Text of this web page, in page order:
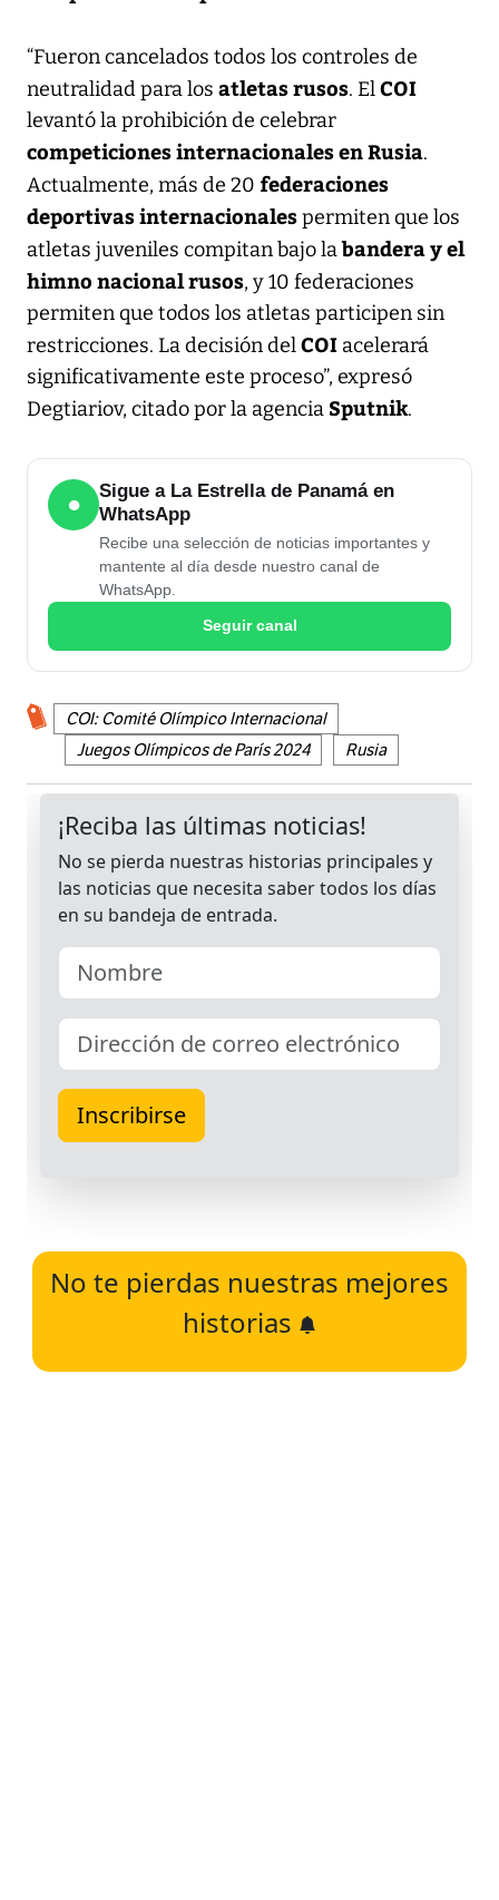
“Fueron cancelados todos los controles de
neutralidad para los atletas rusos. ElCOI
levantó la prohibición de celebrar
competiciones internacionales en Rusia.
Actualmente, más de 20 federaciones
deportivas internacionalespermiten que los
atletas juveniles compitan bajo labandera y el
himno nacional rusos, y 10 federaciones
permiten que todos los atletas participen sin
restricciones. La decisión delCOI acelerará
significativamente este proceso”, expresó
Degtiariov, citado por la agencia Sputnik.
●
Sigue a La Estrella de Panamá en
WhatsApp
Recibe una selección de noticias importantes y
mantente al día desde nuestro canal de
WhatsApp.
Seguir canal
COI: Comité Olímpico Internacional
Juegos Olímpicos de París 2024
Rusia
No te pierdas nuestras mejores
historias